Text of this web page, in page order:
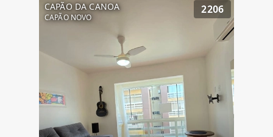
CAPÃO DA CANOA
CAPÃO NOVO
2206